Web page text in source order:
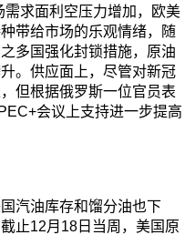
求面利空压力增加，欧美
带给市场的乐观情绪，随
多国强化封锁措施，原油
。供应面上，尽管对新冠
但根据俄罗斯一位官员表
会议上支持进一步提高
汽油库存和馏分油也下
止12月18日当周，美国原